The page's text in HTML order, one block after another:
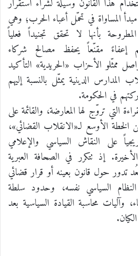
هذا القانون وسيلةً لشراء استقرار
المساواة في تحمّل أعباء الحرب؛ وهي
بأنها لا تحقق تجنيداً فعلياً
إعفاءً مقنّعاً يحفظ مصالح شركاء
ممثّلو الأحزاب «الحريدية» التأكيد
الدينية يمثّل بالنسبة إليهم
في الحكومة.
التي تروّج لها المعارضة، والقائمة على
الأوسع لـ«الانقلاب القضائي»،
على النقاش السياسي والإعلامي
إذ تتكرر في الصحافة العبرية
تدور حول قانون بعينه أو قرار قضائي
السياسي نفسه، وحدود سلطة
وآليات محاسبة القيادة السياسية بعد